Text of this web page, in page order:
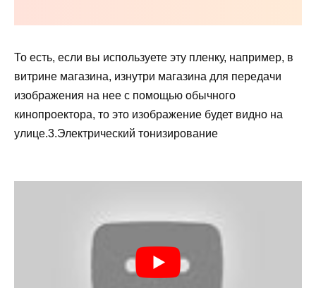
То есть, если вы используете эту пленку, например, в
витрине магазина, изнутри магазина для передачи
изображения на нее с помощью обычного
кинопроектора, то это изображение будет видно на
улице.3.Электрический тонизирование